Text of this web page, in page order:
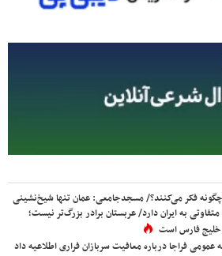
فکر می‌کنند؟/ مسجدجامعی: عمان تنها شیخ‌نشینی
به ایران دارد/ عربستان برادر بزرگ‌تر نیست؛
فارس است
عمومی فراجا درباره معافیت سربازان فراری اطلاعیه داد